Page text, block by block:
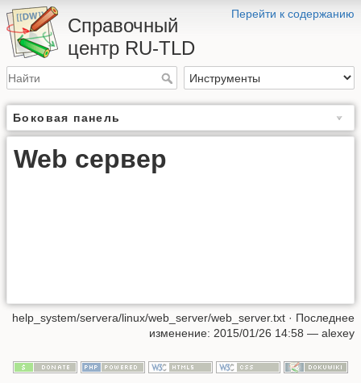
Перейти к содержанию
Справочный
центр RU-TLD
Боковая панель
Web сервер
help_system/servera/linux/web_server/web_server.txt · Последнее
изменение: 2015/01/26 14:58 — alexey